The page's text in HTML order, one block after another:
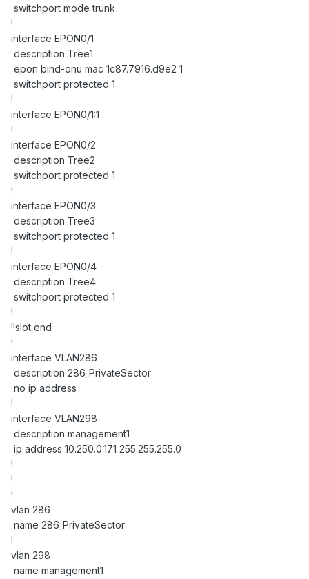
switchport mode trunk
!
interface EPON0/1
description Tree1
epon bind-onu mac 1c87.7916.d9e2 1
switchport protected 1
!
interface EPON0/1:1
!
interface EPON0/2
description Tree2
switchport protected 1
!
interface EPON0/3
description Tree3
switchport protected 1
!
interface EPON0/4
description Tree4
switchport protected 1
!
!!slot end
!
interface VLAN286
description 286_PrivateSector
no ip address
!
interface VLAN298
description management1
ip address 10.250.0.171 255.255.255.0
!
!
!
vlan 286
name 286_PrivateSector
!
vlan 298
name management1